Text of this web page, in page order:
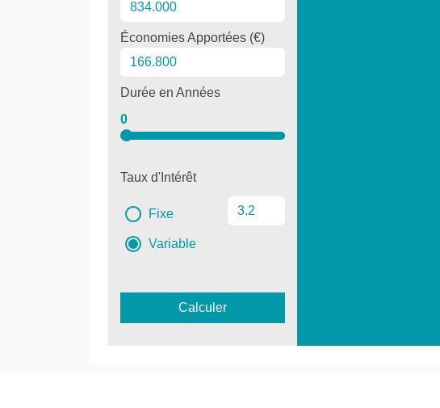
Économies Apportées (€)
Durée en Années
0
Taux d'Intérêt
Fixe
Variable
Calculer